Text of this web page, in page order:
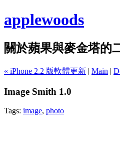
applewoods
關於蘋果與麥金塔的
« iPhone 2.2 版軟體更新 | Main |
Image Smith 1.0
Tags: image, photo